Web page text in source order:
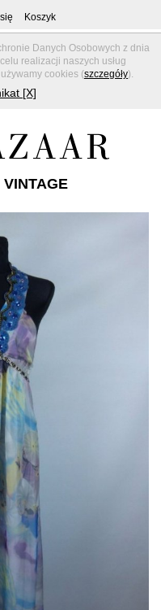
Danych Osobowych z dnia
realizacji naszych usług
cookies (szczegóły).
[X]
Koszyk
VINTAGE